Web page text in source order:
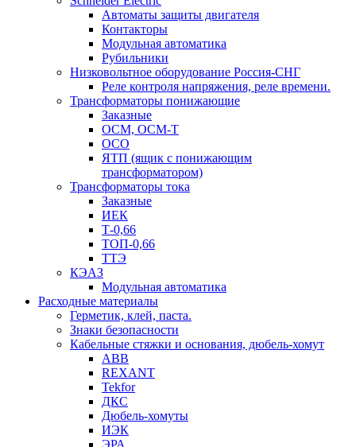
Автоматы защиты двигателя
Контакторы
Модульная автоматика
Рубильники
Низковольтное оборудование Россия-СНГ
Реле контроля напряжения, реле времени.
Трансформаторы понижающие
Заказные
ОСМ, ОСМ-Т
ОСО
ЯТП (ящик с понижающим
трансформатором)
Трансформаторы тока
Заказные
ИЕК
Т-0,66
ТОП-0,66
ТТЭ
КЭАЗ
Модульная автоматика
Расходные материалы
Герметик, клей, паста.
Знаки безопасности
Кабельные стяжки и основания, дюбель-хомут
ABB
REXANT
Tekfor
ДКС
Дюбель-хомуты
ИЭК
ЭРА